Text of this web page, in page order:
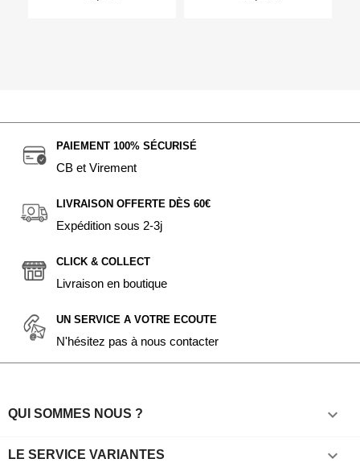
PAIEMENT 100% SÉCURISÉ
CB et Virement
LIVRAISON OFFERTE DÈS 60€
Expédition sous 2-3j
CLICK & COLLECT
Livraison en boutique
UN SERVICE A VOTRE ECOUTE
N'hésitez pas à nous contacter
QUI SOMMES NOUS ? 
LE SERVICE VARIANTES 